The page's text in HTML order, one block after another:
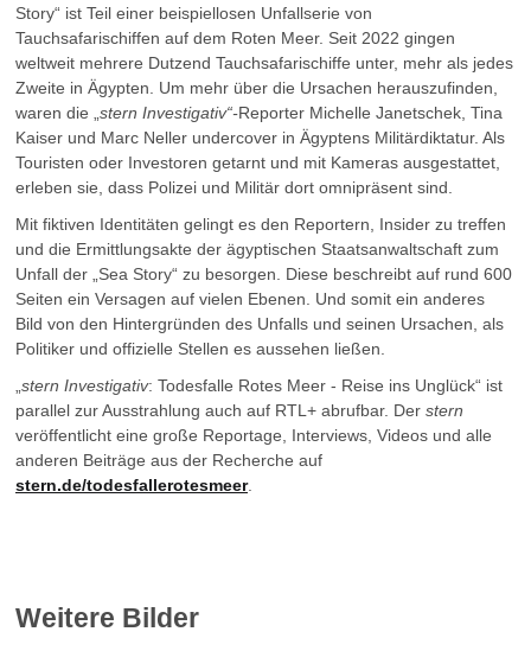
Story“ ist Teil einer beispiellosen Unfallserie von
Tauchsafarischiffen auf dem Roten Meer. Seit 2022 gingen
weltweit mehrere Dutzend Tauchsafarischiffe unter, mehr als jedes
Zweite in Ägypten. Um mehr über die Ursachen herauszufinden,
waren die „stern Investigativ“-Reporter Michelle Janetschek, Tina
Kaiser und Marc Neller undercover in Ägyptens Militärdiktatur. Als
Touristen oder Investoren getarnt und mit Kameras ausgestattet,
erleben sie, dass Polizei und Militär dort omnipräsent sind.
Mit fiktiven Identitäten gelingt es den Reportern, Insider zu treffen
und die Ermittlungsakte der ägyptischen Staatsanwaltschaft zum
Unfall der „Sea Story“ zu besorgen. Diese beschreibt auf rund 600
Seiten ein Versagen auf vielen Ebenen. Und somit ein anderes
Bild von den Hintergründen des Unfalls und seinen Ursachen, als
Politiker und offizielle Stellen es aussehen ließen.
„stern Investigativ: Todesfalle Rotes Meer - Reise ins Unglück“ ist
parallel zur Ausstrahlung auch auf RTL+ abrufbar. Der stern
veröffentlicht eine große Reportage, Interviews, Videos und alle
anderen Beiträge aus der Recherche auf
stern.de/todesfallerotesmeer.
Weitere Bilder